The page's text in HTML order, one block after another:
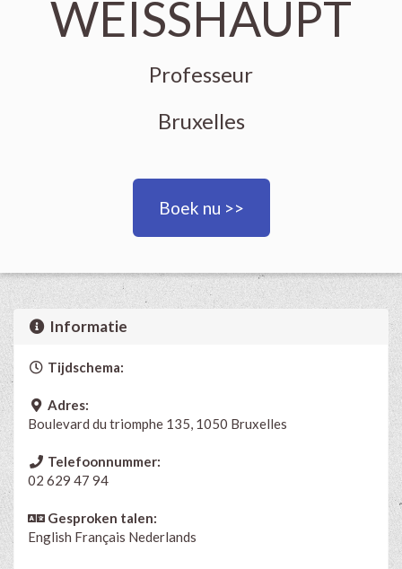
WEISSHAUPT
Professeur
Bruxelles
Boek nu >>
Informatie
Tijdschema:
Adres:
Boulevard du triomphe 135, 1050 Bruxelles
Telefoonnummer:
02 629 47 94
Gesproken talen:
English Français Nederlands